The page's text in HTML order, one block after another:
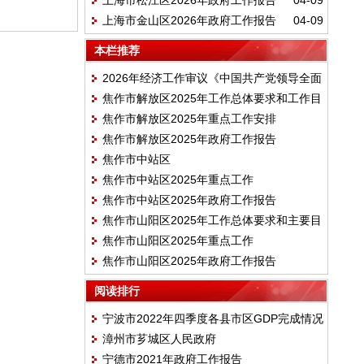
04-09
上海市金山区2026年政府工作报告
本栏推荐
2026年经济工作审议《中国共产党领导全面
依法治国工作条例》
焦作市解放区2025年工作总体要求和工作目
标
焦作市解放区2025年重点工作安排
焦作市解放区2025年政府工作报告
焦作市中站区
焦作市中站区2025年重点工作
焦作市中站区2025年政府工作报告
焦作市山阳区2025年工作总体要求和主要目
标
焦作市山阳区2025年重点工作
焦作市山阳区2025年政府工作报告
阅读排行
宁波市2022年四季度各县市区GDP完成情况
漳州市芗城区人民政府
宁德市2021年政府工作报告